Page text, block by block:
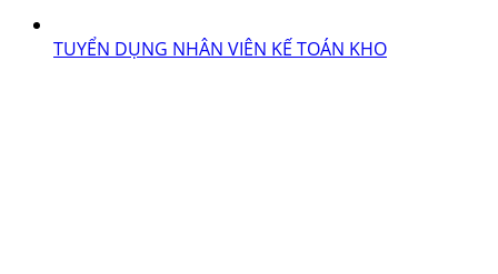
TUYỂN DỤNG NHÂN VIÊN KẾ TOÁN KHO